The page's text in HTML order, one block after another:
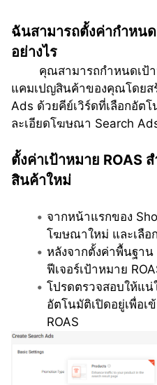
ฉันสามารถตั้งค่ากำหนด
อย่างไร
คุณสามารถกำหนดเป้
แคมเปญสินค้าของคุณโดย
Ads ด้วยคีย์เวิร์ดที่เลือกอัต
ละเอียดโฆษณา Search
ตั้งค่าเป้าหมาย ROAS
สินค้าใหม่
จากหน้าแรกของ
โฆษณาใหม่ และเลือ
หลังจากตั้งค่าพื้นฐาน
ฟีเจอร์เป้าหมาย
โปรดตรวจสอบให้แน่
อัตโนมัติเปิดอยู่เพื่อเ
ROAS